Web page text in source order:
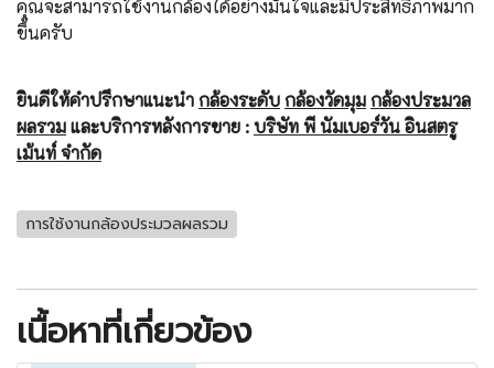
คุณจะสามารถใช้งานกล้องได้อย่างมั่นใจและมีประสิทธิภาพมาก
ขึ้นครับ
ยินดีให้คำปรึกษาแนะนำกล้องระดับกล้องวัดมุมกล้องประมวล
ผลรวมและบริการหลังการขาย :บริษัท พี นัมเบอร์วัน อินสตรู
เม้นท์ จำกัด
การใช้งานกล้องประมวลผลรวม
เนื้อหาที่เกี่ยวข้อง